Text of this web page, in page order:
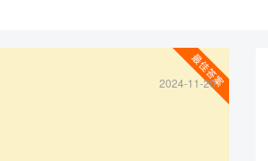
2024-11-20